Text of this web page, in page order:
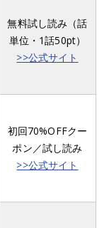
無料試し読み（話
単位・1話50pt）
>>公式サイト
初回70%OFFクー
ポン／試し読み
>>公式サイト